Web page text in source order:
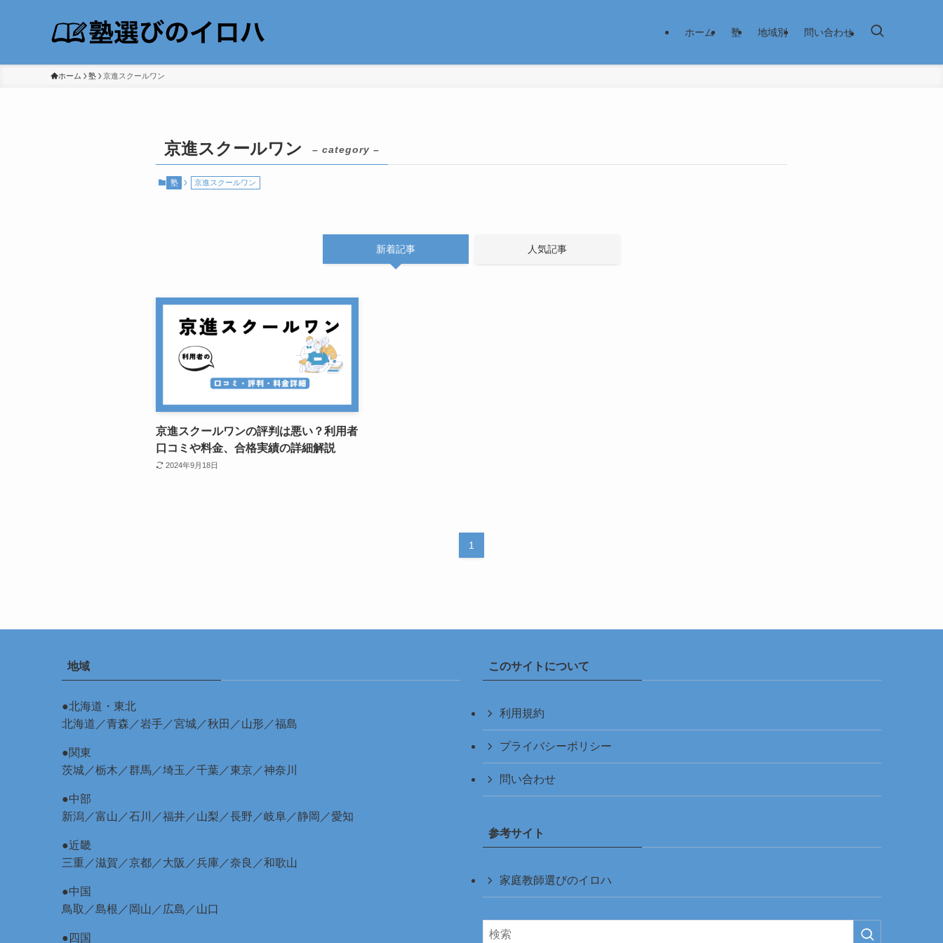
ホーム 塾 地域別 問い合わせ
ホーム 塾 京進スクールワン
京進スクールワン – category –
塾 京進スクールワン
新着記事 人気記事
京進スクールワンの評判は悪い？利用者
口コミや料金、合格実績の詳細解説
2024年9月18日
1
地域
●北海道・東北
北海道 ／青森 ／岩手／宮城／秋田 ／山形 ／福島
●関東
茨城／栃木 ／群馬／埼玉 ／千葉 ／東京／神奈川
●中部
新潟 ／富山 ／石川 ／福井／山梨 ／長野 ／岐阜／静岡 ／愛知
●近畿
三重 ／滋賀 ／京都／大阪 ／兵庫 ／奈良 ／和歌山
●中国
鳥取 ／島根 ／ 岡山 ／広島 ／山口
●四国
このサイトについて
利用規約
プライバシーポリシー
問い合わせ
参考サイト
家庭教師選びのイロハ